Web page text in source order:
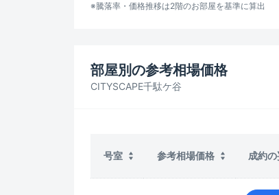
※騰落率・価格推移は2階のお部屋を基準に算出
CITYSCAPE千駄ケ谷
部屋別の参考相場価格
号室 参考相場価格 成約